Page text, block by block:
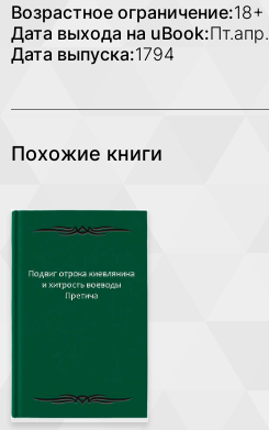
Возрастное ограничение:18+
Дата выхода на uBook:Пт.апр.
Дата выпуска:1794
Похожие книги